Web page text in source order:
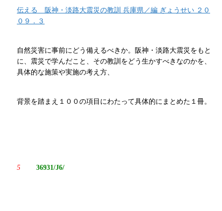
伝える 阪神・淡路大震災の教訓 兵庫県／編 ぎょうせい ２０
０９．３
自然災害に事前にどう備えるべきか。阪神・淡路大震災をもと
に、震災で学んだこと、その教訓をどう生かすべきなのかを、
具体的な施策や実施の考え方、
背景を踏まえ１００の項目にわたって具体的にまとめた１冊。
5 36931/J6/